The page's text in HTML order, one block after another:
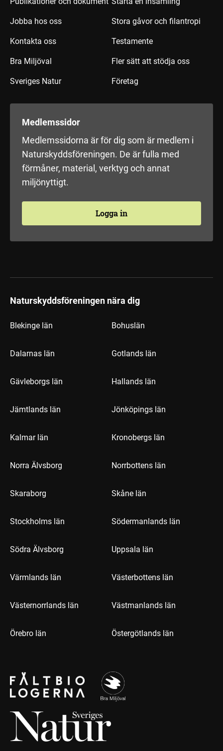
Jobba hos oss
Kontakta oss
Bra Miljöval
Sveriges Natur
Stora gåvor och filantropi
Testamente
Fler sätt att stödja oss
Företag
Medlemssidor
Medlemssidorna är för dig som är medlem i
Naturskyddsföreningen. De är fulla med
förmåner, material, verktyg och annat
miljönyttigt.
Logga in
Naturskyddsföreningen nära dig
Blekinge län Bohuslän
Dalarnas län Gotlands län
Gävleborgs län Hallands län
Jämtlands län Jönköpings län
Kalmar län Kronobergs län
Norra Älvsborg Norrbottens län
Skaraborg Skåne län
Stockholms län Södermanlands län
Södra Älvsborg Uppsala län
Värmlands län Västerbottens län
Västernorrlands län Västmanlands län
Örebro län Östergötlands län